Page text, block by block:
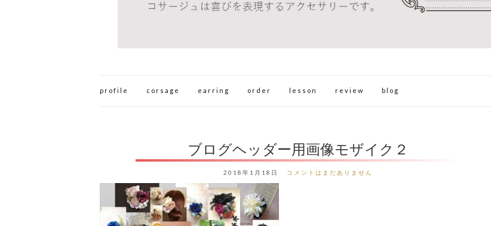
profile corsage earring order lesson review blog
ブログヘッダー用画像モザイク２
2018年1月18日 コメントはまだありません